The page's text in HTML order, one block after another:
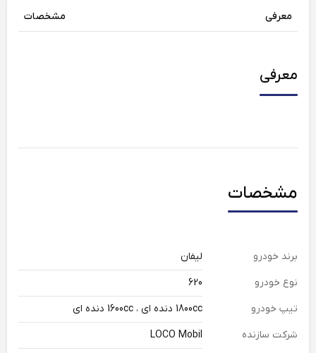
معرفی مشخصات
معرفی
مشخصات
برند خودرو
لیفان
نوع خودرو
620
تیپ خودرو
1800cc دنده ای ، 1600cc دنده ای
شرکت سازنده
LOCO Mobil